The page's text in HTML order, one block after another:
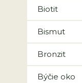
Biotit
Bismut
Bronzit
Býčie oko